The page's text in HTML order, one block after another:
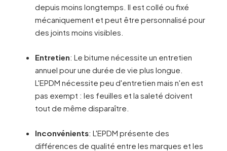
depuis moins longtemps. Il est collé ou fixé
mécaniquement et peut être personnalisé pour
des joints moins visibles.
Entretien: Le bitume nécessite un entretien
annuel pour une durée de vie plus longue.
L'EPDM nécessite peu d'entretien mais n'en est
pas exempt : les feuilles et la saleté doivent
tout de même disparaître.
Inconvénients: L'EPDM présente des
différences de qualité entre les marques et les